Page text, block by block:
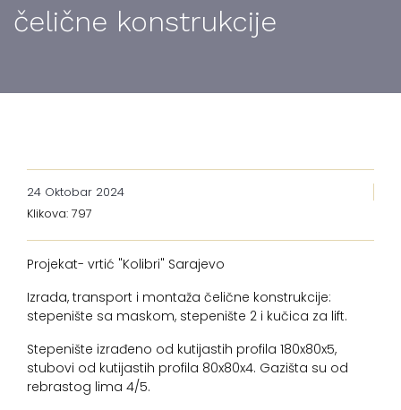
čelične konstrukcije
24 Oktobar 2024
Klikova: 797
Projekat- vrtić "Kolibri" Sarajevo
Izrada, transport i montaža čelične konstrukcije:
stepenište sa maskom, stepenište 2 i kučica za lift.
Stepenište izrađeno od kutijastih profila 180x80x5,
stubovi od kutijastih profila 80x80x4. Gazišta su od
rebrastog lima 4/5.